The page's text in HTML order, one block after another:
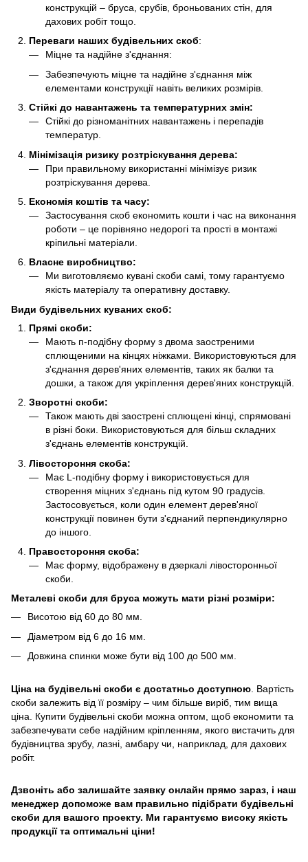
конструкцій – бруса, срубів, броньованих стін, для
дахових робіт тощо.
Переваги наших будівельних скоб:
Міцне та надійне з'єднання:
Забезпечують міцне та надійне з'єднання між
елементами конструкції навіть великих розмірів.
Стійкі до навантажень та температурних змін:
Стійкі до різноманітних навантажень і перепадів
температур.
Мінімізація ризику розтріскування дерева:
При правильному використанні мінімізує ризик
розтріскування дерева.
Економія коштів та часу:
Застосування скоб економить кошти і час на виконання
роботи – це порівняно недорогі та прості в монтажі
кріпильні матеріали.
Власне виробництво:
Ми виготовляємо кувані скоби самі, тому гарантуємо
якість матеріалу та оперативну доставку.
Види будівельних куваних скоб:
Прямі скоби:
Мають п-подібну форму з двома заостреними
сплющеними на кінцях ніжками. Використовуються для
з'єднання дерев'яних елементів, таких як балки та
дошки, а також для укріплення дерев'яних конструкцій.
Зворотні скоби:
Також мають дві заострені сплющені кінці, спрямовані
в різні боки. Використовуються для більш складних
з'єднань елементів конструкцій.
Лівостороння скоба:
Має L-подібну форму і використовується для
створення міцних з'єднань під кутом 90 градусів.
Застосовується, коли один елемент дерев'яної
конструкції повинен бути з'єднаний перпендикулярно
до іншого.
Правостороння скоба:
Має форму, відображену в дзеркалі лівосторонньої
скоби.
Металеві скоби для бруса можуть мати різні розміри:
Висотою від 60 до 80 мм.
Діаметром від 6 до 16 мм.
Довжина спинки може бути від 100 до 500 мм.
Ціна на будівельні скоби є достатньо доступною. Вартість
скоби залежить від її розміру – чим більше виріб, тим вища
ціна. Купити будівельні скоби можна оптом, щоб економити та
забезпечувати себе надійним кріпленням, якого вистачить для
будівництва зрубу, лазні, амбару чи, наприклад, для дахових
робіт.
Дзвоніть або залишайте заявку онлайн прямо зараз, і наш
менеджер допоможе вам правильно підібрати будівельні
скоби для вашого проекту. Ми гарантуємо високу якість
продукції та оптимальні ціни!